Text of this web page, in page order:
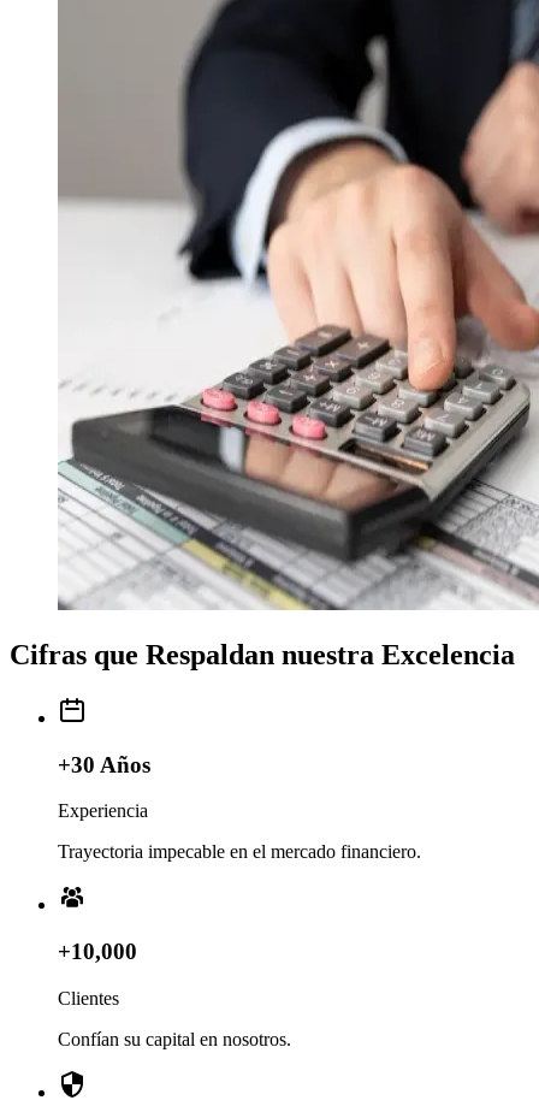
Cifras que Respaldan nuestra Excelencia
+30 Años
Experiencia
Trayectoria impecable en el mercado financiero.
+10,000
Clientes
Confían su capital en nosotros.